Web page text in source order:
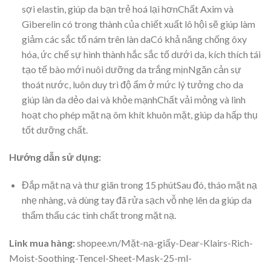
sợi elastin, giúp da bạn trẻ hoá lại hơnChất Axim và
Giberelin có trong thành của chiết xuất lô hội sẽ giúp làm
giảm các sắc tố nám trên làn daCó khả năng chống ôxy
hóa, ức chế sự hình thành hắc sắc tố dưới da, kích thích tái
tạo tế bào mới nuôi dưỡng da trắng mịnNgăn cản sự
thoát nước, luôn duy trì độ ẩm ở mức lý tưởng cho da
giúp làn da dẻo dai và khỏe mạnhChất vải mỏng và linh
hoạt cho phép mặt nạ ôm khít khuôn mặt, giúp da hấp thụ
tốt dưỡng chất.
Hướng dẫn sử dụng:
Đắp mặt nạ và thư giãn trong 15 phútSau đó, tháo mặt nạ
nhẹ nhàng, và dùng tay đã rửa sạch vỗ nhẹ lên da giúp da
thẩm thấu các tinh chất trong mặt nạ.
Link mua hàng:shopee.vn/Mặt-nạ-giấy-Dear-Klairs-Rich-
Moist-Soothing-Tencel-Sheet-Mask-25-ml-